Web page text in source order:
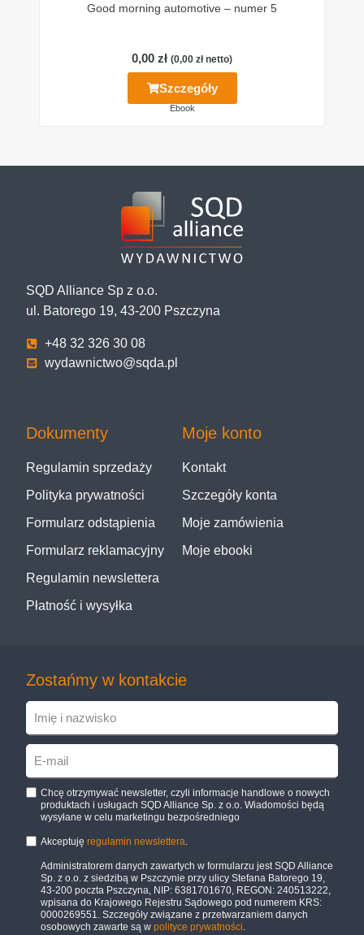
Good morning automotive – numer 5
0,00 zł (0,00 złnetto)
Szczegóły
Ebook
SQD Alliance Sp z o.o.
ul. Batorego 19, 43-200 Pszczyna
+48 32 326 30 08
wydawnictwo@sqda.pl
Dokumenty
Regulamin sprzedaży
Polityka prywatności
Formularz odstąpienia
Formularz reklamacyjny
Regulamin newslettera
Płatność i wysyłka
Moje konto
Kontakt
Szczegóły konta
Moje zamówienia
Moje ebooki
Zostańmy w kontakcie
Chcę otrzymywać newsletter, czyli informacje handlowe o nowych
produktach i usługach SQD Alliance Sp. z o.o. Wiadomości będą
wysyłane w celu marketingu bezpośredniego
Akceptuję regulamin newslettera.
Administratorem danych zawartych w formularzu jest SQD Alliance
Sp. z o.o. z siedzibą w Pszczynie przy ulicy Stefana Batorego 19,
43-200 poczta Pszczyna, NIP: 6381701670, REGON: 240513222,
wpisana do Krajowego Rejestru Sądowego pod numerem KRS:
0000269551. Szczegóły związane z przetwarzaniem danych
osobowych zawarte są w polityce prywatności.